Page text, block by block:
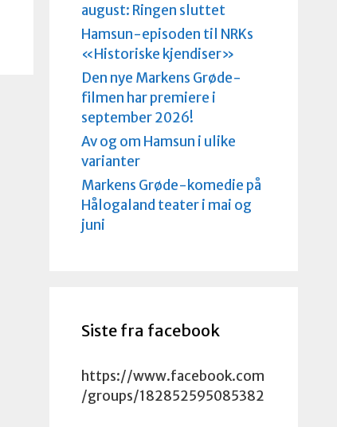
august: Ringen sluttet
Hamsun-episoden til NRKs
«Historiske kjendiser»
Den nye Markens Grøde-
filmen har premiere i
september 2026!
Av og om Hamsun i ulike
varianter
Markens Grøde-komedie på
Hålogaland teater i mai og
juni
Siste fra facebook
https://www.facebook.com
/groups/182852595085382